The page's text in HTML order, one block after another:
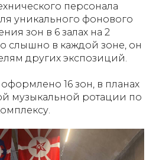
персонала
уникального фонового
зон в 6 залах на 2
слышно в каждой зоне, он
других экспозиций.
16 зон, в планах
музыкальной ротации по